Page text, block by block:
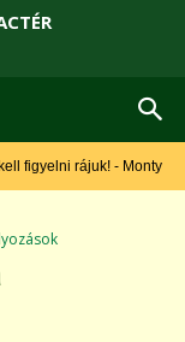
rájuk! - Monty Roberts